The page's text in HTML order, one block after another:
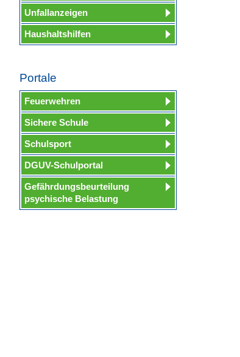
Unfallanzeigen
Haushaltshilfen
Portale
Feuerwehren
Sichere Schule
Schulsport
DGUV-Schulportal
Gefährdungsbeurteilung
psychische Belastung